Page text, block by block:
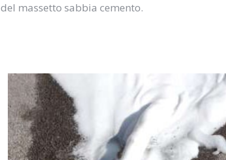
del massetto sabbia cemento.